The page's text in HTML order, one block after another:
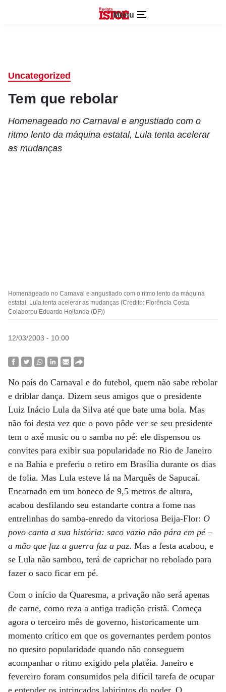
Menu
Uncategorized
Tem que rebolar
Homenageado no Carnaval e angustiado com o
ritmo lento da máquina estatal, Lula tenta acelerar
as mudanças
Homenageado no Carnaval e angustiado com o ritmo lento da máquina
estatal, Lula tenta acelerar as mudanças (Crédito: Florência Costa
Colaborou Eduardo Hollanda (DF))
12/03/2003 - 10:00
No país do Carnaval e do futebol, quem não sabe rebolar
e driblar dança. Dizem seus amigos que o presidente
Luiz Inácio Lula da Silva até que bate uma bola. Mas
não foi desta vez que o povo pôde ver se seu presidente
tem o axé music ou o samba no pé: ele dispensou os
convites para exibir sua popularidade no Rio de Janeiro
e na Bahia e preferiu o retiro em Brasília durante os dias
de folia. Mas Lula esteve lá na Marquês de Sapucaí.
Encarnado em um boneco de 9,5 metros de altura,
acabou desfilando seu estandarte contra a fome nas
entrelinhas do samba-enredo da vitoriosa Beija-Flor: O
povo canta a sua história: saco vazio não pára em pé –
a mão que faz a guerra faz a paz. Mas a festa acabou, e
se Lula não sambou, terá de caprichar no rebolado para
fazer o saco ficar em pé.
Com o início da Quaresma, a privação não será apenas
de carne, como reza a antiga tradição cristã. Começa
agora o terceiro mês de governo, historicamente um
momento crítico em que os governantes perdem pontos
no quesito popularidade quando não conseguem
acompanhar o ritmo exigido pela platéia. Janeiro e
fevereiro foram consumidos pela difícil tarefa de ocupar
e entender os intrincados labirintos do poder. O